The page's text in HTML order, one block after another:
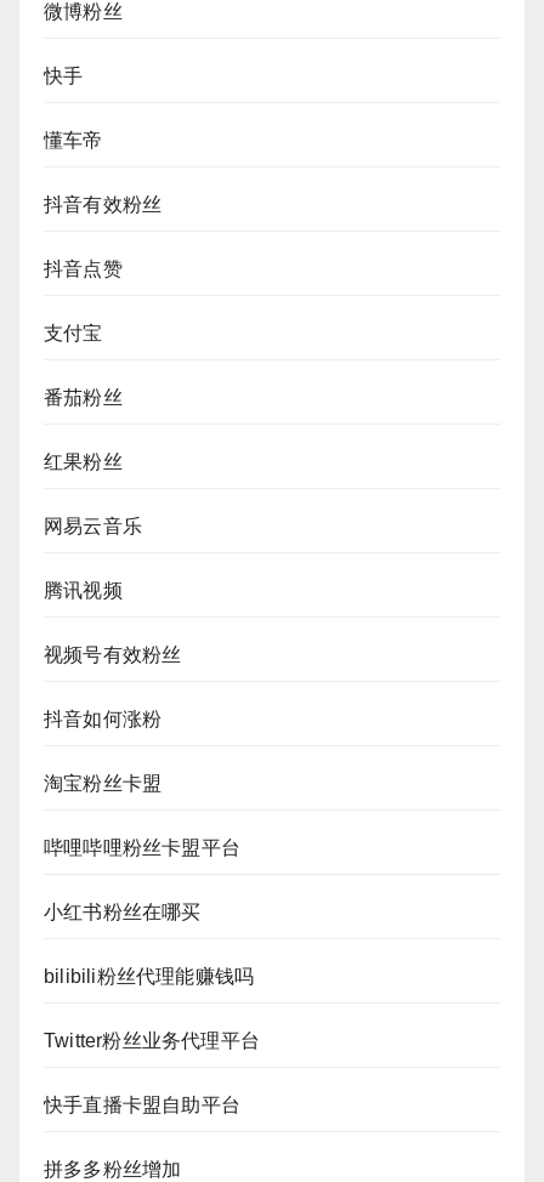
微博粉丝
快手
懂车帝
抖音有效粉丝
抖音点赞
支付宝
番茄粉丝
红果粉丝
网易云音乐
腾讯视频
视频号有效粉丝
抖音如何涨粉
淘宝粉丝卡盟
哔哩哔哩粉丝卡盟平台
小红书粉丝在哪买
bilibili粉丝代理能赚钱吗
Twitter粉丝业务代理平台
快手直播卡盟自助平台
拼多多粉丝增加